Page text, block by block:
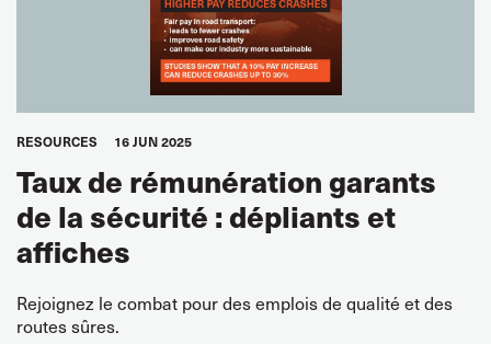
RESOURCES 16 JUN 2025
Taux de rémunération garants
de la sécurité : dépliants et
affiches
Rejoignez le combat pour des emplois de qualité et des
routes sûres.